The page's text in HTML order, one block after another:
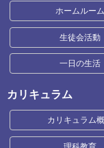
ホームルーム
生徒会活動
一日の生活
カリキュラム
カリキュラム